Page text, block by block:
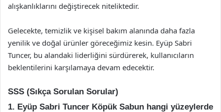
alışkanlıklarını değiştirecek niteliktedir.
Gelecekte, temizlik ve kişisel bakım alanında daha fazla
yenilik ve doğal ürünler göreceğimiz kesin. Eyüp Sabri
Tuncer, bu alandaki liderliğini sürdürerek, kullanıcıların
beklentilerini karşılamaya devam edecektir.
SSS (Sıkça Sorulan Sorular)
1. Eyüp Sabri Tuncer Köpük Sabun hangi yüzeylerde